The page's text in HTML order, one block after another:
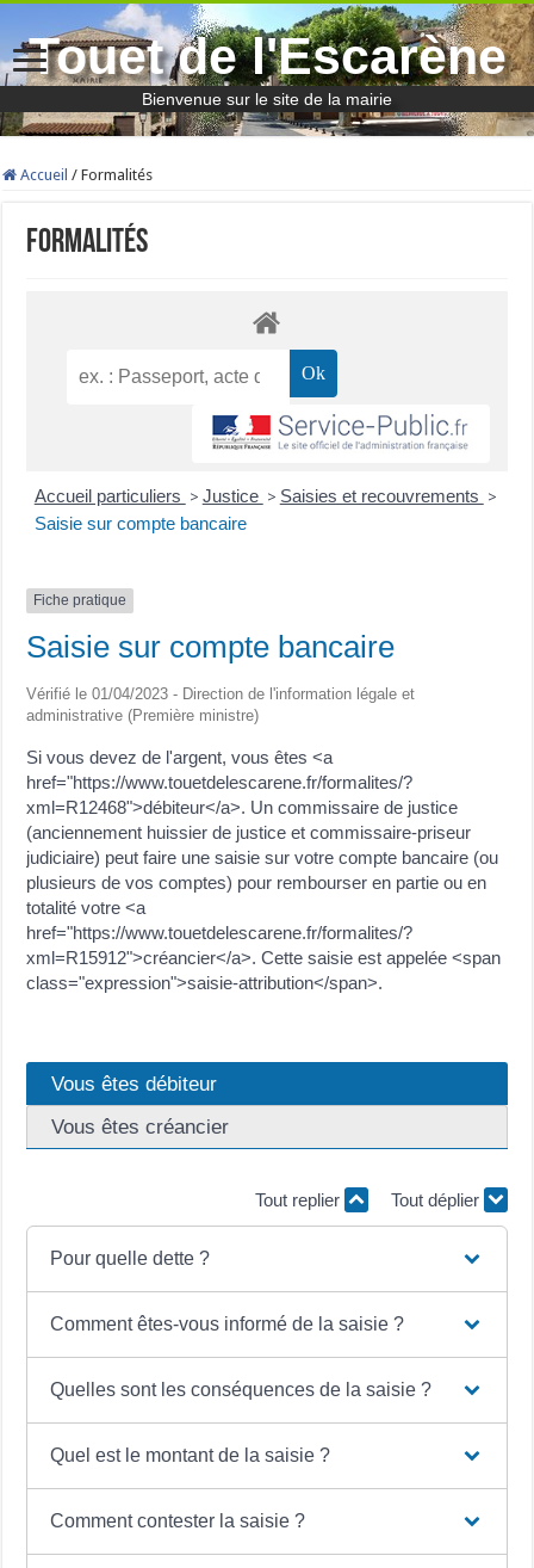
Touet de l'Escarène
Bienvenue sur le site de la mairie
Accueil / Formalités
Formalités
Accueil particuliers > Justice > Saisies et recouvrements >
Saisie sur compte bancaire
Fiche pratique
Saisie sur compte bancaire
Vérifié le 01/04/2023 - Direction de l'information légale et
administrative (Première ministre)
Si vous devez de l'argent, vous êtes <a
href="https://www.touetdelescarene.fr/formalites/?
xml=R12468">débiteur</a>. Un commissaire de justice
(anciennement huissier de justice et commissaire-priseur
judiciaire) peut faire une saisie sur votre compte bancaire (ou
plusieurs de vos comptes) pour rembourser en partie ou en
totalité votre <a
href="https://www.touetdelescarene.fr/formalites/?
xml=R15912">créancier</a>. Cette saisie est appelée <span
class="expression">saisie-attribution</span>.
Vous êtes débiteur
Vous êtes créancier
Tout replier Tout déplier
Pour quelle dette ?
Comment êtes-vous informé de la saisie ?
Quelles sont les conséquences de la saisie ?
Quel est le montant de la saisie ?
Comment contester la saisie ?